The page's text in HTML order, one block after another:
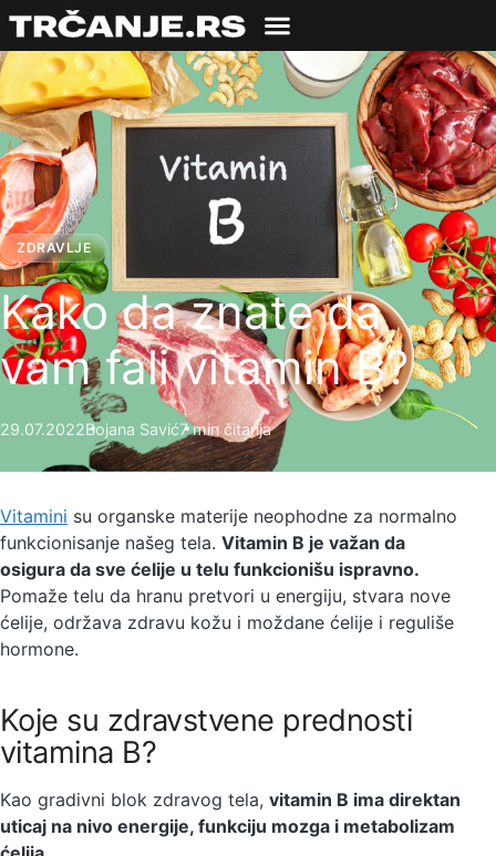
ZDRAVLJE
Kako da znate da
vam fali vitamin B?
29.07.2022Bojana Savić7 min čitanja
Vitamini su organske materije neophodne za normalno
funkcionisanje našeg tela. Vitamin B je važan da
osigura da sve ćelije u telu funkcionišu ispravno.
Pomaže telu da hranu pretvori u energiju, stvara nove
ćelije, održava zdravu kožu i moždane ćelije i reguliše
hormone.
Koje su zdravstvene prednosti
vitamina B?
Kao gradivni blok zdravog tela, vitamin B ima direktan
uticaj na nivo energije, funkciju mozga i metabolizam